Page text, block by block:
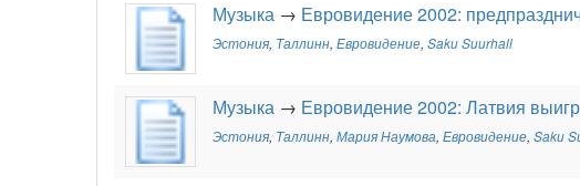
Музыка → Евровидение 2002:
Эстония, Таллинн, Евровидение, Saku Suurhall
Музыка → Евровидение 2002: Латвия
Эстония, Таллинн, Мария Наумова, Евровидение, Saku